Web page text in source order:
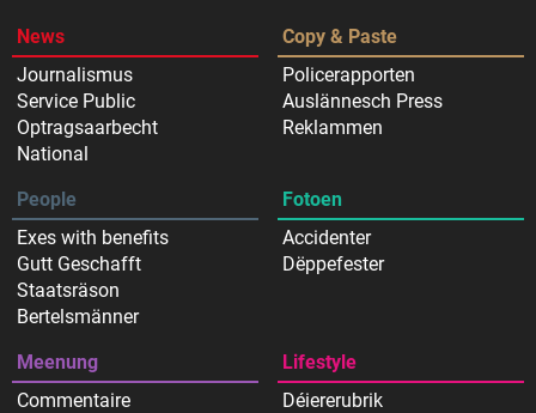
News
Journalismus
Service Public
Optragsaarbecht
National
Copy & Paste
Policerapporten
Auslännesch Press
Reklammen
People
Exes with benefits
Gutt Geschafft
Staatsräson
Bertelsmänner
Fotoen
Accidenter
Dëppefester
Meenung
Commentaire
Lifestyle
Déiererubrik